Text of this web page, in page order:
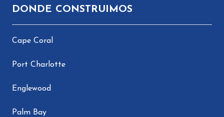
DONDE CONSTRUIMOS
Cape Coral
Port Charlotte
Englewood
Palm Bay